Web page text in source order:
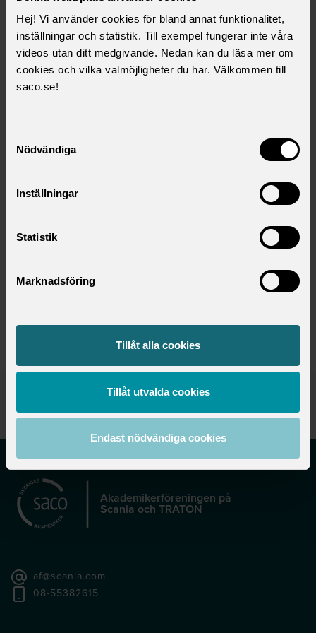
Hej! Vi använder cookies för bland annat funktionalitet,
inställningar och statistik. Till exempel fungerar inte våra
videos utan ditt medgivande. Nedan kan du läsa mer om
cookies och vilka valmöjligheter du har. Välkommen till
saco.se!
Nödvändiga
Inställningar
Statistik
Marknadsföring
Tillåt alla cookies
Tillåt utvalda cookies
Endast nödvändiga cookies
Finance & Business Control
Industrial Batteries
Inköp, Produktion och Logistik
IT
People & Culture
Research & Development
Ferruform
Oskarshamn
2025-08-21
Senast uppdaterad:2025-08-21
Akademikerföreningen på
Scania och TRATON
af@scania.com
08-55382615